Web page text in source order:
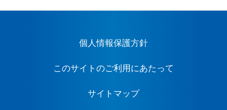
個人情報保護方針
このサイトのご利用にあたって
サイトマップ